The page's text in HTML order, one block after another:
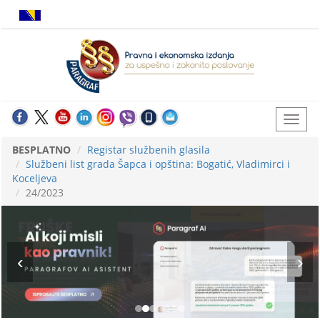
BESPLATNO
Registar službenih glasila
Službeni list grada Šapca i opština: Bogatić, Vladimirci i
Koceljeva
24/2023